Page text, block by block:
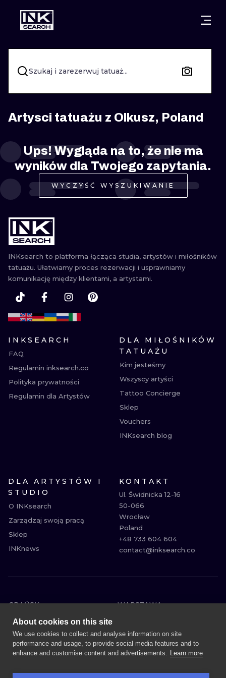
MIASTA GDAŃSK
WARSZAWA POZNAŃ
KRAKÓW KATOWICE
WROCŁAW ŁÓDŹ
AMSTERDAM EDYNBURG
PRAGA LONDYN
STYLE
KALIGRAFIA
NEW
TRIBAL
RYCINOWE
Szukaj i zarezerwuj tatuaż...
Artysci tatuażu z Olkusz, Poland
Ups! Wygląda na to, że nie ma
wyników dla Twojego zapytania.
WYCZYŚĆ WYSZUKIWANIE
INKsearch to platforma łącząca studia, artystów i miłośników
tatuażu. Ułatwiamy proces rezerwacji i usprawniamy
komunikację między klientami, a artystami.
INKSEARCH
FAQ
Regulamin inksearch.co
Polityka prywatności
Regulamin dla Artystów
DLA MIŁOŚNIKÓW
TATUAŻU
Kim jesteśmy
Wszyscy artyści
Tattoo Concierge
Sklep
Vouchers
INKsearch blog
DLA ARTYSTÓW I
STUDIO
O INKsearch
Zarządzaj swoją pracą
Sklep
INKnews
KONTAKT
Ul. Świdnicka 12-16
50-066
Wrocław
Poland
+48 733 604 604
contact@inksearch.co
GDAŃSK
WARSZAWA
POZNAŃ
KATOWICE
WROCŁAW
ŁÓDŹ
BERLIN
EDYNBURG
PRAGA
About cookies on this site
We use cookies to collect and analyse information on site
performance and usage, to provide social media features and to
enhance and customise content and advertisements. Learn more